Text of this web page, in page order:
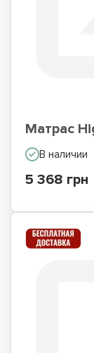
Матрас
В наличии
5 368 грн